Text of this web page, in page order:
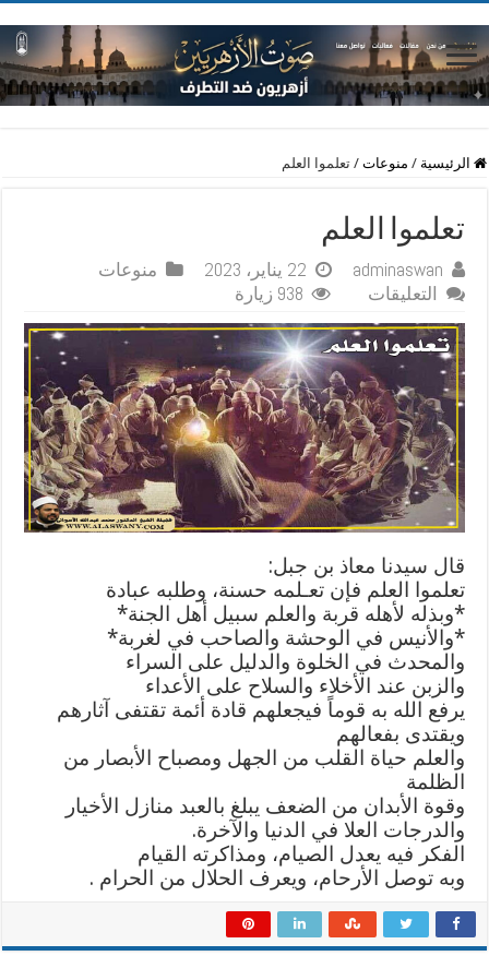
الرئيسية / منوعات / تعلموا العلم
تعلموا العلم
adminaswan 22 يناير، 2023
منوعات
التعليقات
العلم
مغلقة
938 زيارة
قال سيدنا معاذ بن جبل:
تعلموا العلم فإن تعـلمه حسنة، وطلبه عبادة
*وبذله لأهله قربة والعلم سبيل أهل الجنة*
*والأنيس في الوحشة والصاحب في لغربة*
والمحدث في الخلوة والدليل على السراء
والزبن عند الأخلاء والسلاح على الأعداء
يرفع الله به قوماً فيجعلهم قادة أئمة تقتفى آثارهم
ويقتدى بفعالهم
والعلم حياة القلب من الجهل ومصباح الأبصار من
الظلمة
وقوة الأبدان من الضعف يبلغ بالعبد منازل الأخيار
والدرجات العلا في الدنيا والآخرة.
الفكر فيه يعدل الصيام، ومذاكرته القيام
وبه توصل الأرحام، ويعرف الحلال من الحرام .